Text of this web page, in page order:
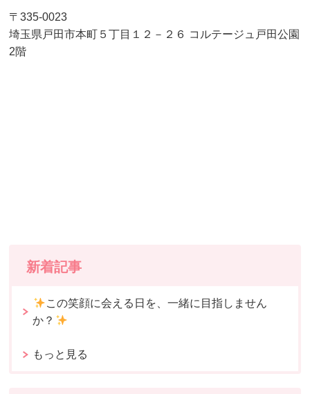
〒335-0023
埼玉県戸田市本町５丁目１２－２６ コルテージュ戸田公園
2階
新着記事
この笑顔に会える日を、一緒に目指しません
か？
もっと見る